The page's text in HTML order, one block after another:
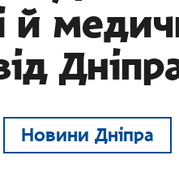
й
Новини Дніпра